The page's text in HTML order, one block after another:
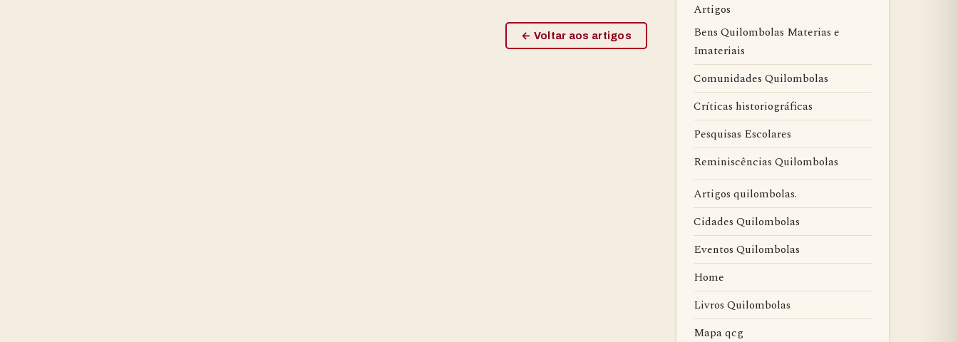
← Voltar aos artigos
Artigos
Bens Quilombolas Materias e
Imateriais
Comunidades Quilombolas
Críticas historiográficas
Pesquisas Escolares
Reminiscências Quilombolas
Artigos quilombolas.
Cidades Quilombolas
Eventos Quilombolas
Home
Livros Quilombolas
Mapa qcg